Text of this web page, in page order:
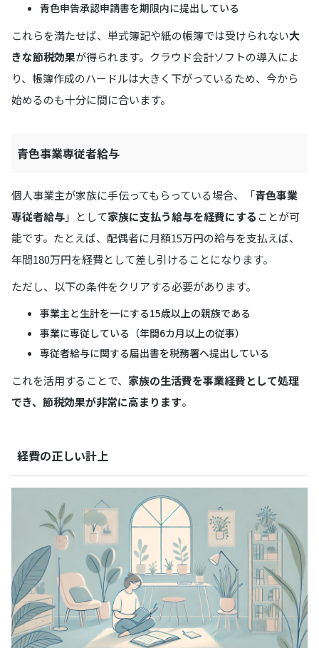
青色申告承認申請書を期限内に提出している
これらを満たせば、単式簿記や紙の帳簿では受けられない大
きな節税効果が得られます。クラウド会計ソフトの導入によ
り、帳簿作成のハードルは大きく下がっているため、今から
始めるのも十分に間に合います。
青色事業専従者給与
個人事業主が家族に手伝ってもらっている場合、「青色事業
専従者給与」として家族に支払う給与を経費にすることが可
能です。たとえば、配偶者に月額15万円の給与を支払えば、
年間180万円を経費として差し引けることになります。
ただし、以下の条件をクリアする必要があります。
事業主と生計を一にする15歳以上の親族である
事業に専従している（年間6カ月以上の従事）
専従者給与に関する届出書を税務署へ提出している
これを活用することで、 家族の生活費を事業経費として処理
でき、節税効果が非常に高まります。
経費の正しい計上